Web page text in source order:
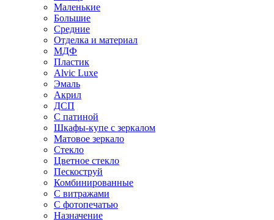
Маленькие
Большие
Средние
Отделка и материал
МДФ
Пластик
Alvic Luxe
Эмаль
Акрил
ДСП
С патиной
Шкафы-купе с зеркалом
Матовое зеркало
Стекло
Цветное стекло
Пескоструй
Комбинированные
С витражами
С фотопечатью
Назначение